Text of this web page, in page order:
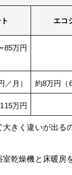
エコ
85万円
／月） 約8万円（
115万円
きく違いが出る
乾燥機と床暖房